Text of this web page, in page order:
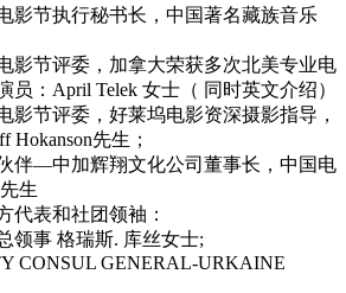
影节执行秘书长，中国著名藏族音乐
影节评委，加拿大荣获多次北美专业电
员：April Telek 女士（ 同时英文介绍）
影节评委，好莱坞电影资深摄影指导，
先生；
伴—中加辉翔文化公司董事长，中国电
生
代表和社团领袖：
领事 格瑞斯. 库丝女士;
CONSUL GENERAL-URKAINE